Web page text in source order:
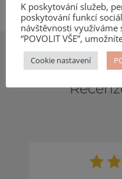
K poskytování služeb,
poskytování funkcí
návštěvnosti
“POVOLIT VŠE”,
Cookie nastavení